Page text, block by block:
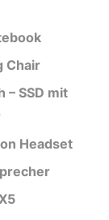
Chair
– SSD mit
Headset